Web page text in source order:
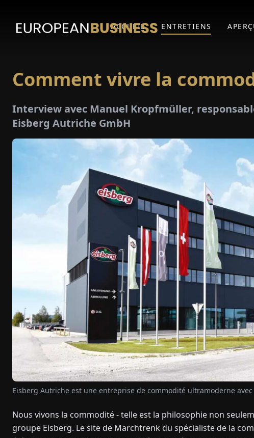
ACCUEIL ENTRETIENS
Comment vivre la
Interview avec Manuel Kropfmüller,
Eisberg Autriche GmbH
Eisberg Autriche est une entreprise de commodité ultramoderne
Nous vivons la commodité - telle est la philosophie non
groupe Eisberg. Le site de Marchtrenk du spécialiste de la